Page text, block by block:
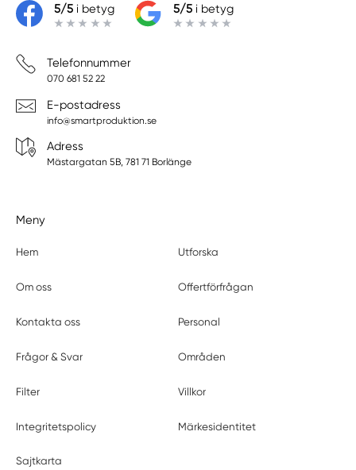
5/5i betyg 5/5i betyg
Telefonnummer
070 681 52 22
E-postadress
info@smartproduktion.se
Adress
Mästargatan 5B, 781 71 Borlänge
Meny
Hem Utforska
Om oss Offertförfrågan
Kontakta oss Personal
Frågor & Svar Områden
Filter Villkor
Integritetspolicy Märkesidentitet
Sajtkarta